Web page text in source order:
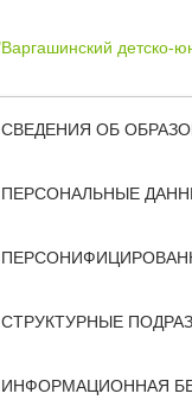
СВЕДЕНИЯ ОБ
ПЕРСОНАЛЬНЫЕ
СТРУКТУРНЫЕ
ИНФОРМАЦИОННАЯ